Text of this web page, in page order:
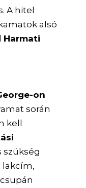
A hitel
alsó
Harmati
on
során
kell
szükség
lakcím,